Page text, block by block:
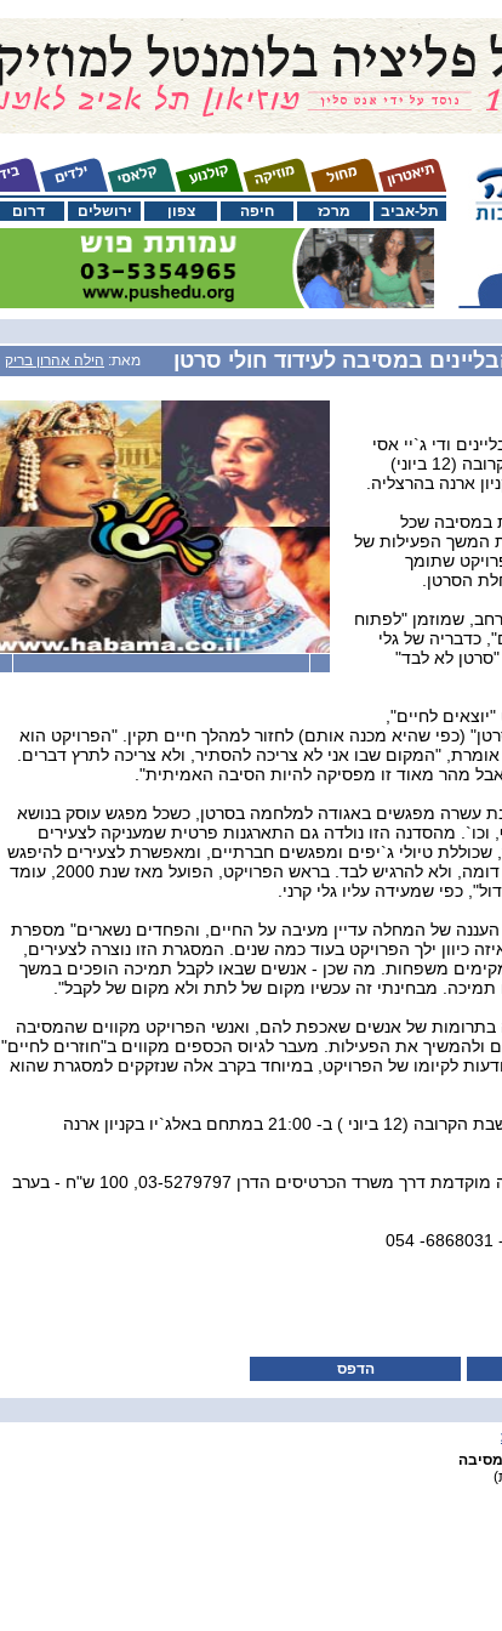
דרום ירושלים צפון חיפה מרכז תל-אביב
מאת: הילה אהרון בריק במסיבה לעידוד חולי סרטן
ודי ג`יי אסי
קוז`אק ישתתפו בשבת הקרובה (12 ביוני)
ארנה בהרצליה.
במסיבה שכל
המשך הפעילות של
שתומך
הסרטן.
שמוזמן "לפתוח
כדבריה של גלי
"סרטן לא לבד"
לחיים",
(כפי שהיא מכנה אותם) לחזור למהלך חיים תקין. "הפרויקט הוא
"המקום שבו אני לא צריכה להסתיר, ולא צריכה לתרץ דברים.
מהר מאוד זו מפסיקה להיות הסיבה האמיתית".
עשרה מפגשים באגודה למלחמה בסרטן, כשכל מפגש עוסק בנושא
וכו`. מהסדנה הזו נולדה גם התארגנות פרטית שמעניקה לצעירים
טיולי ג`יפים ומפגשים חברתיים, ומאפשרת לצעירים להיפגש
עם צעירים אחרים במצב דומה, ולא להרגיש לבד. בראש הפרויקט, הפועל מאז שנת 2000, עומד
כפי שמעידה עליו גלי קרני.
העננה של המחלה עדיין מעיבה על החיים, והפחדים נשארים" מספרת
כיוון ילך הפרויקט בעוד כמה שנים. המסגרת הזו נוצרה לצעירים,
משפחות. מה שכן - אנשים שבאו לקבל תמיכה הופכים במשך
תמיכה. מבחינתי זה עכשיו מקום של לתת ולא מקום של לקבל".
של אנשים שאכפת להם, ואנשי הפרויקט מקווים שהמסיבה
ולהמשיך את הפעילות. מעבר לגיוס הכספים מקווים ב"חוזרים לחיים"
לקיומו של הפרויקט, במיוחד בקרב אלה שנזקקים למסגרת שהוא
המסיבה תיערך כאמור בשבת הקרובה (12 ביוני ) ב- 21:00 במתחם באלג`יו בקניון ארנה
כרטיסים: 80 ש"ח במכירה מוקדמת דרך משרד הכרטיסים הדרן 03-5279797, 100 ש"ח - בערב
הדפס